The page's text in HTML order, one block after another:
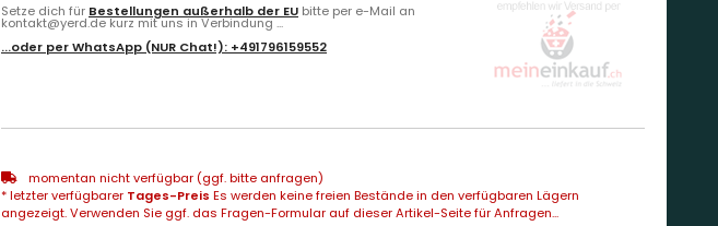
Setze dich für Bestellungen außerhalb der EU bitte per e-Mail an
kontakt@yerd.de kurz mit uns in Verbindung ...
...oder perWhatsApp (NUR Chat!): +491796159552
momentan nicht verfügbar (ggf. bitte anfragen)
* letzter verfügbarer Tages-Preis Es werden keine freien Bestände in den verfügbaren Lägern
angezeigt. Verwenden Sie ggf. das Fragen-Formular auf dieser Artikel-Seite für Anfragen...